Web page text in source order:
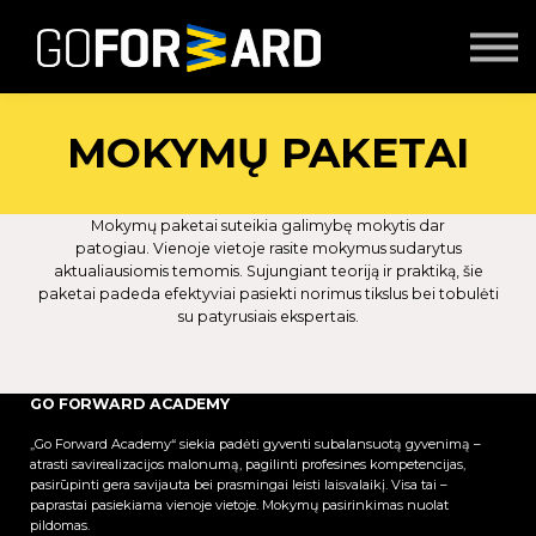
Seminarai
Prisijungti
MOKYMŲ PAKETAI
Mokymų paketai suteikia galimybę mokytis dar
patogiau. Vienoje vietoje rasite mokymus sudarytus
aktualiausiomis temomis. Sujungiant teoriją ir praktiką, šie
paketai padeda efektyviai pasiekti norimus tikslus bei tobulėti
su patyrusiais ekspertais.
GO FORWARD ACADEMY
„Go Forward Academy“ siekia padėti gyventi subalansuotą gyvenimą –
atrasti savirealizacijos malonumą, pagilinti profesines kompetencijas,
pasirūpinti gera savijauta bei prasmingai leisti laisvalaikį. Visa tai –
paprastai pasiekiama vienoje vietoje. Mokymų pasirinkimas nuolat
pildomas.